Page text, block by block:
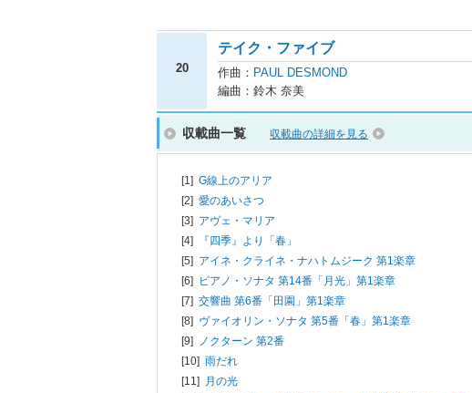
20
テイク・ファイブ
作曲： PAUL DESMOND
編曲：鈴木 奈美
収載曲一覧 収載曲の詳細を見る
[1] G線上のアリア
[2] 愛のあいさつ
[3] アヴェ・マリア
[4]
『四季』より「春」
[5] アイネ・クライネ・ナハトムジーク 第1楽章
[6] ピアノ・ソナタ 第14番「月光」第1楽章
[7] 交響曲 第6番「田園」第1楽章
[8] ヴァイオリン・ソナタ 第5番「春」第1楽章
[9] ノクターン 第2番
[10] 雨だれ
[11] 月の光